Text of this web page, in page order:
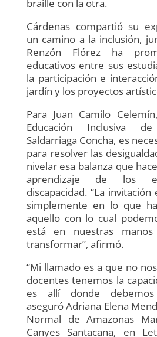
braille con la otra.
Cárdenas compartió su
un camino a la inclusión,
Renzón Flórez ha
educativos entre sus
la participación e
jardín y los proyectos
Para Juan Camilo
Educación Inclusiva
Saldarriaga Concha, es
para resolver las
nivelar esa balanza que
aprendizaje de los
discapacidad. “La
simplemente en lo que
aquello con lo cual
está en nuestras
transformar”, afirmó.
“Mi llamado es a que no
docentes tenemos la
es allí donde debemos
aseguró Adriana Elena
Normal de Amazonas
Canyes Santacana, en